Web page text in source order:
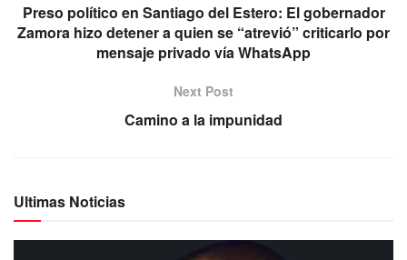
Preso político en Santiago del Estero: El gobernador
Zamora hizo detener a quien se “atrevió” criticarlo por
mensaje privado vía WhatsApp
Next Post
Camino a la impunidad
Ultimas Noticias